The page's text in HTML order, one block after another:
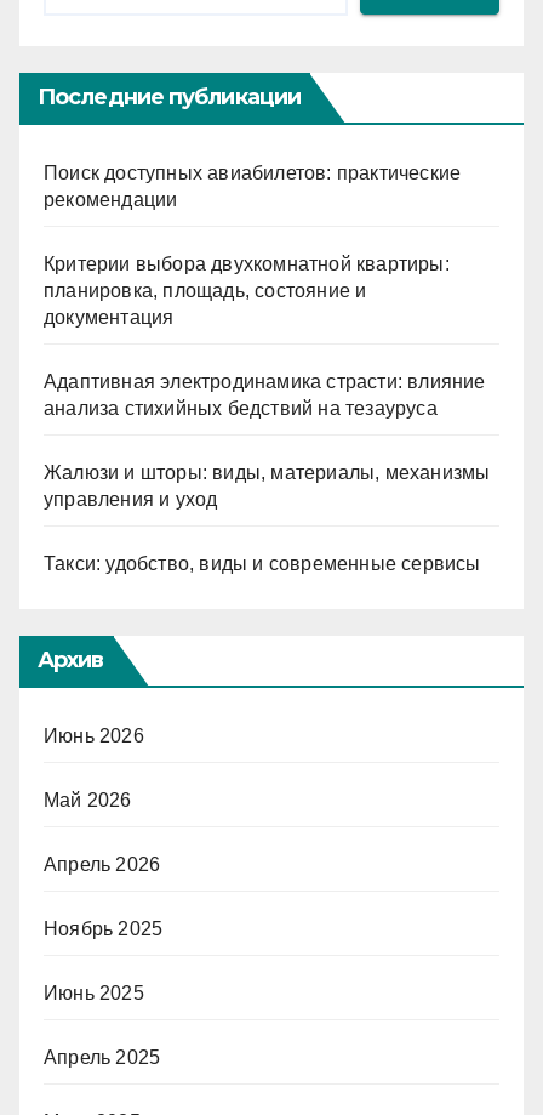
Последние публикации
Поиск доступных авиабилетов: практические
рекомендации
Критерии выбора двухкомнатной квартиры:
планировка, площадь, состояние и
документация
Адаптивная электродинамика страсти: влияние
анализа стихийных бедствий на тезауруса
Жалюзи и шторы: виды, материалы, механизмы
управления и уход
Такси: удобство, виды и современные сервисы
Архив
Июнь 2026
Май 2026
Апрель 2026
Ноябрь 2025
Июнь 2025
Апрель 2025